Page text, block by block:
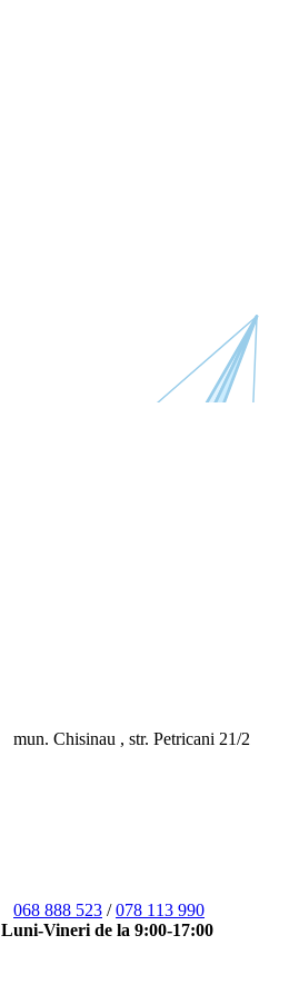
mun. Chisinau , str. Petricani 21/2
068 888 523 /078 113 990
Luni-Vineri de la 9:00-17:00